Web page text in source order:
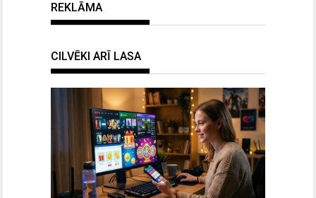
REKLĀMA
CILVĒKI ARĪ LASA